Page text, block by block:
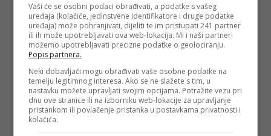
Vaši će se osobni podaci obrađivati, a podatke s vašeg
uređaja (kolačiće, jedinstvene identifikatore i druge podatke
uređaja) može pohranjivati, dijeliti te im pristupati 241 partner
ili ih može upotrebljavati ova web-lokacija. Mi i naši partneri
možemo upotrebljavati precizne podatke o geolociranju.
Popis partnera.
Neki dobavljači mogu obrađivati vaše osobne podatke na
temelju legitimnog interesa. Ako se ne slažete s tim, u
nastavku možete upravljati svojim opcijama. Potražite vezu pri
dnu ove stranice ili na izborniku web-lokacije za upravljanje
pristankom ili povlačenje pristanka u postavkama privatnosti i
kolačića.